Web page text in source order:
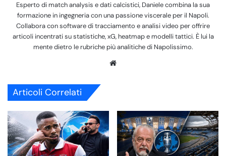
Esperto di match analysis e dati calcistici, Daniele combina la sua
formazione in ingegneria con una passione viscerale per il Napoli.
Collabora con software di tracciamento e analisi video per offrire
articoli incentrati su statistiche, xG, heatmap e modelli tattici. È lui la
mente dietro le rubriche più analitiche di Napolissimo.
Articoli Correlati